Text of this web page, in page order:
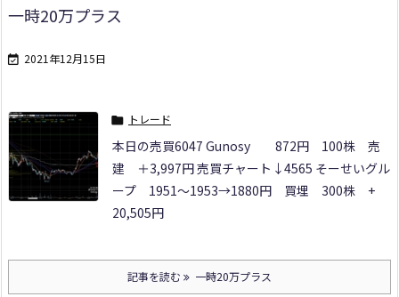
一時20万プラス
 2021年12月15日
 トレード
本日の売買6047 Gunosy
872円 100株 売
建 ＋3,997円 売買チャート↓4565 そーせいグル
ープ 1951～1953→1880円 買埋 300株 +
20,505円
記事を読む 一時20万プラス